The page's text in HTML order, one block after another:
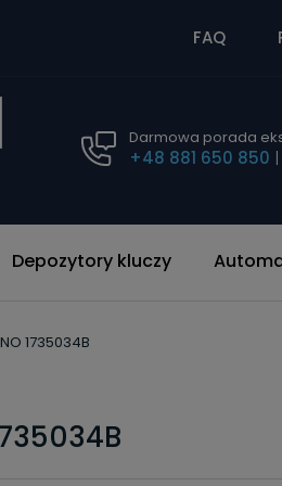
FAQ
Darmowa porada
+48 881 650 850 |
Depozytory kluczy
1735034B